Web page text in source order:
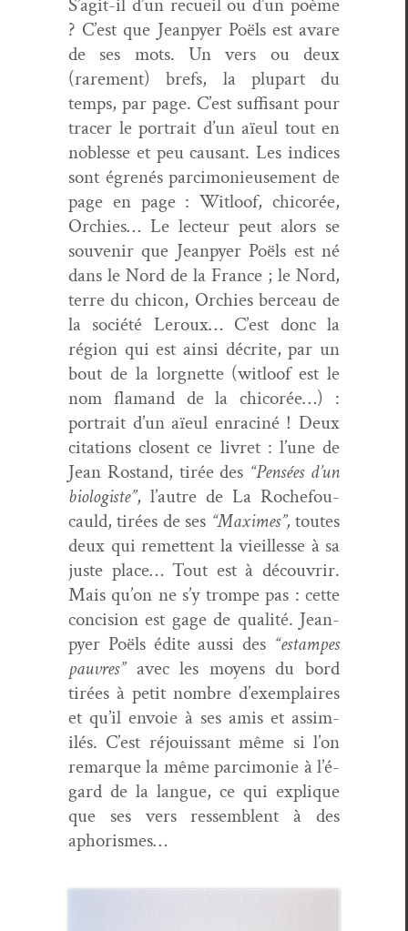
S’ag­it-il d’un recueil ou d’un poème
? C’est que Jean­py­er Poëls est avare
de ses mots. Un vers ou deux
(rarement) brefs, la plu­part du
temps, par page. C’est suff­isant pour
trac­er le por­trait d’un aïeul tout en
noblesse et peu cau­sant. Les indices
sont égrenés parci­monieuse­ment de
page en page : Wit­loof, chicorée,
Orchies… Le lecteur peut alors se
sou­venir que Jean­py­er Poëls est né
dans le Nord de la France ; le Nord,
terre du chicon, Orchies berceau de
la société Ler­oux… C’est donc la
région qui est ain­si décrite, par un
bout de la lorgnette (wit­loof est le
nom fla­mand de la chicorée…) :
por­trait d’un aïeul enrac­iné ! Deux
cita­tions closent ce livret : l’une de
Jean Ros­tand, tirée des “Pen­sées d’un
biol­o­giste”, l’autre de La Rochefou­
cauld, tirées de ses “Maximes”,toutes
deux qui remet­tent la vieil­lesse à sa
juste place… Tout est à décou­vrir.
Mais qu’on ne s’y trompe pas : cette
con­ci­sion est gage de qual­ité. Jean­
py­er Poëls édite aus­si des “estam­pes
pau­vres”avec les moyens du bord
tirées à petit nom­bre d’ex­em­plaires
et qu’il envoie à ses amis et assim­
ilés. C’est réjouis­sant même si l’on
remar­que la même parci­monie à l’é­
gard de la langue, ce qui explique
que ses vers ressem­blent à des
aphorismes…